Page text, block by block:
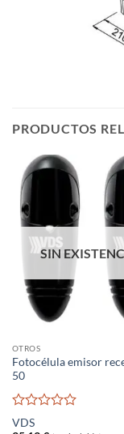
PRODUCTOS
SIN
OTROS
Fotocélula emisor
50
Valorado
con
VDS